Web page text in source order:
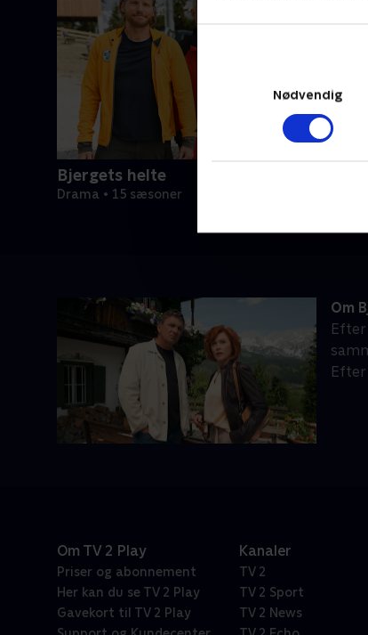
Nødvendig
Bjergets helte
Drama • 15 sæsoner
Om
Om TV 2 Play
Priser og abonnement
Her kan du se TV 2 Play
Gavekort til TV 2 Play
Kanaler
TV 2
TV 2 Sport
TV 2 News